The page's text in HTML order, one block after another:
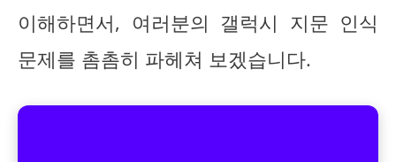
이해하면서, 여러분의 갤럭시 지문 인식
문제를 촘촘히 파헤쳐 보겠습니다.